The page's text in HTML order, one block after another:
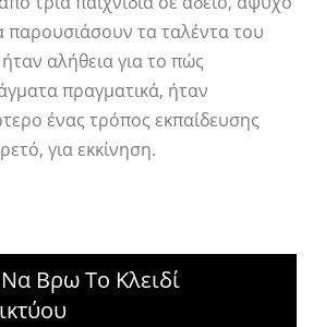
παρουσιάσουν τα ταλέντα του
αλήθεια για το πώς
πραγματικά, ήταν
ένας τρόπος εκπαίδευσης
για εκκίνηση.
Βρω Το Κλειδί